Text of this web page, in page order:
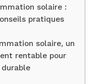
solaire :
pratiques
solaire, un
rentable pour
durable